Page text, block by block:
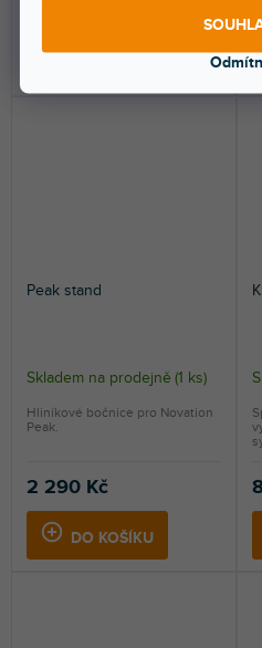
Peak stand
Skladem na prodejně (1 ks)
2 290 Kč
DO KOŠÍKU
Hliníkové bočnice pro Novation
Peak.